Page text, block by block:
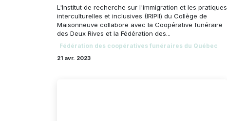
L'Institut de recherche sur l'immigration et les pratiques
interculturelles et inclusives (IRIPII) du Collège de
Maisonneuve collabore avec la Coopérative funéraire
des Deux Rives et la Fédération des...
Fédération des coopératives funéraires du Québec
21 avr. 2023